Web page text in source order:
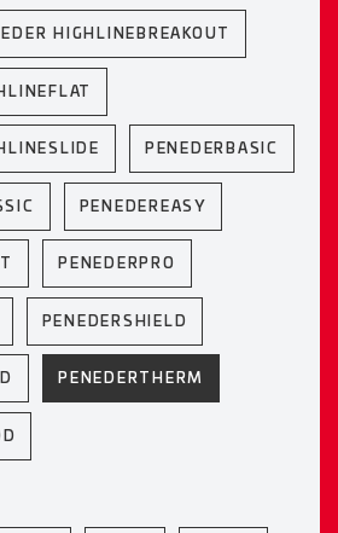
HIGHLINEBREAKOUT
PENEDERBASIC
PENEDEREASY
PENEDERPRO
PENEDERSHIELD
PENEDERTHERM